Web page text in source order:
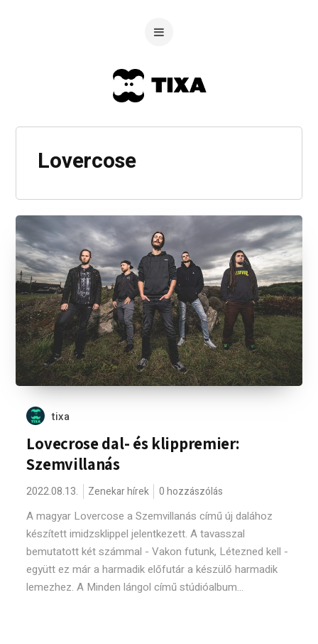
Lovercose
tixa
Lovecrose dal- és klippremier:
Szemvillanás
2022.08.13. Zenekar hírek 0 hozzászólás
A magyar Lovercose a Szemvillanás című új dalához
készített imidzsklippel jelentkezett. A tavasszal
bemutatott két számmal - Vakon futunk, Létezned kell -
együtt ez már a harmadik előfutár a készülő harmadik
lemezhez. A Minden lángol című stúdióalbum...